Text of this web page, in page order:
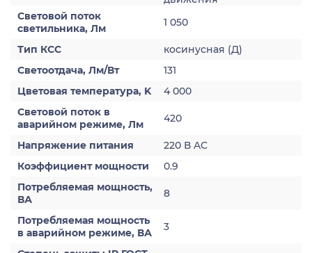
Световой поток
светильника, Лм
1 050
Тип КСС
косинусная (Д)
Светоотдача, Лм/Вт
131
Цветовая температура, K
4 000
Световой поток в
аварийном режиме, Лм
420
Напряжение питания
220 В AC
Коэффициент мощности
0.9
Потребляемая мощность,
ВА
8
Потребляемая мощность
в аварийном режиме, ВА
3